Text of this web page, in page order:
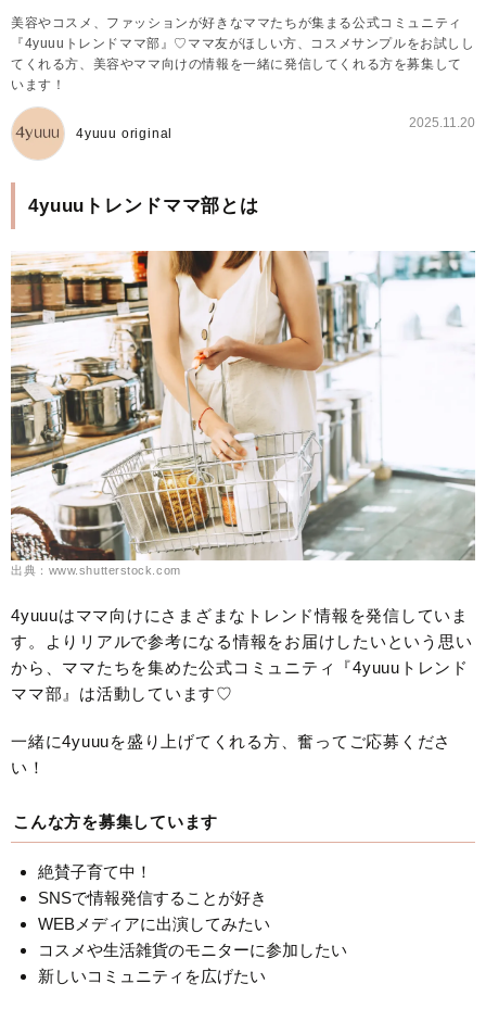
美容やコスメ、ファッションが好きなママたちが集まる公式コミュニティ
『4yuuuトレンドママ部』♡ママ友がほしい方、コスメサンプルをお試しし
てくれる方、美容やママ向けの情報を一緒に発信してくれる方を募集して
います！
4yuuu original
2025.11.20
4yuuuトレンドママ部とは
出典：www.shutterstock.com
4yuuuはママ向けにさまざまなトレンド情報を発信していま
す。よりリアルで参考になる情報をお届けしたいという思い
から、ママたちを集めた公式コミュニティ『4yuuuトレンド
ママ部』は活動しています♡
一緒に4yuuuを盛り上げてくれる方、奮ってご応募くださ
い！
こんな方を募集しています
絶賛子育て中！
SNSで情報発信することが好き
WEBメディアに出演してみたい
コスメや生活雑貨のモニターに参加したい
新しいコミュニティを広げたい